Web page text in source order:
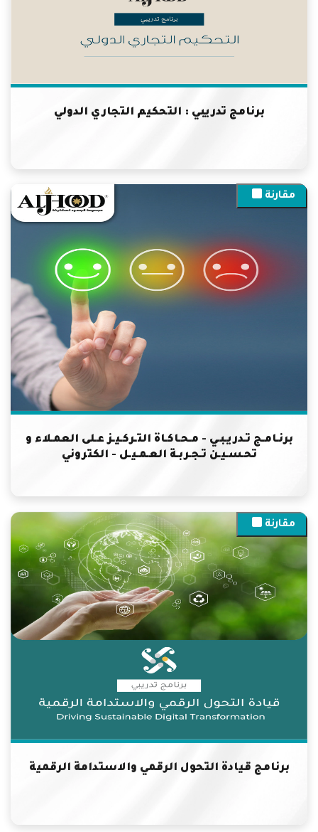
برنامج تدريبي : التحكيم التجاري الدولي
مقارنة
برنـامـج تـدريـبـي - مـحـاكـاة التـركـيـز عـلى العمـلاء و
تحـسـيـن تـجـربـة العـمـيـل - الكتروني
مقارنة
برنامج قيادة التحول الرقمي والاستدامة الرقمية